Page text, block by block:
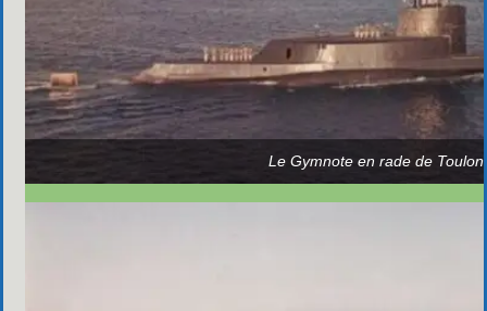
Le Gymnote en rade de Toulon.